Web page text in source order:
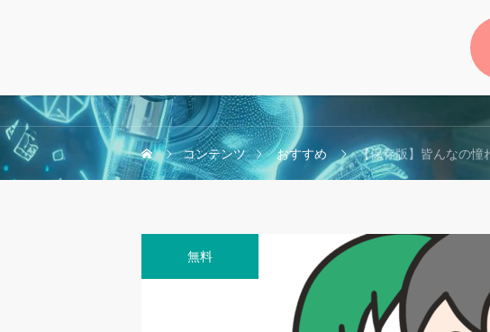
無料
コンテンツ おすすめ 【保存版】皆んなの憧れ！「ノマドワーカー
無料